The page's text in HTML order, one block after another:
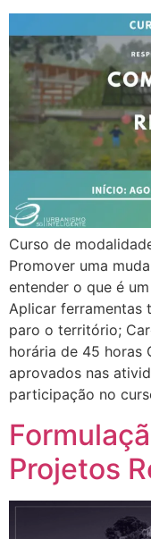
Curso de
Promover uma
entender o que é
Aplicar ferramentas
paro o território;
horária de 45 horas
aprovados nas
participação no
Projetos